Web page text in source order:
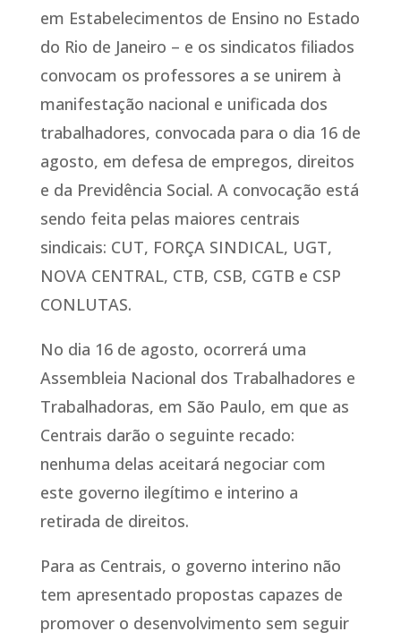
em Estabelecimentos de Ensino no Estado
do Rio de Janeiro – e os sindicatos filiados
convocam os professores a se unirem à
manifestação nacional e unificada dos
trabalhadores, convocada para o dia 16 de
agosto, em defesa de empregos, direitos
e da Previdência Social. A convocação está
sendo feita pelas maiores centrais
sindicais: CUT, FORÇA SINDICAL, UGT,
NOVA CENTRAL, CTB, CSB, CGTB e CSP
CONLUTAS.
No dia 16 de agosto, ocorrerá uma
Assembleia Nacional dos Trabalhadores e
Trabalhadoras, em São Paulo, em que as
Centrais darão o seguinte recado:
nenhuma delas aceitará negociar com
este governo ilegítimo e interino a
retirada de direitos.
Para as Centrais, o governo interino não
tem apresentado propostas capazes de
promover o desenvolvimento sem seguir